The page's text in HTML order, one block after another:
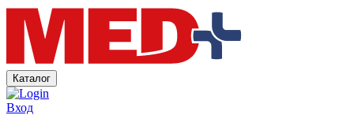
Каталог
Вход